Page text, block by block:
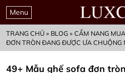
Menu
TRANG CHỦ » BLOG» CẨM NANG
ĐƠN TRÒN ĐANG ĐƯỢC ƯA CHUỘNG
49+ Mẫu ghế sofa đơn